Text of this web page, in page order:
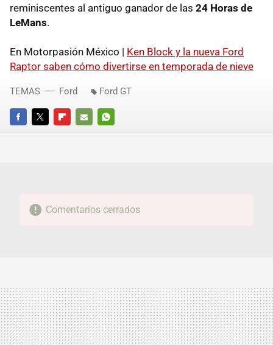
reminiscentes al antiguo ganador de las 24 Horas de
LeMans.
En Motorpasión México | Ken Block y la nueva Ford
Raptor saben cómo divertirse en temporada de nieve
FACEBOOKTWITTERFLIPBOARD
E-
WHATSAPP
TEMAS Ford Ford GT
Comentarios cerrados